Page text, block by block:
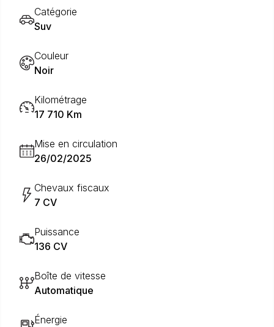
Catégorie
Suv
Couleur
Noir
Kilométrage
17 710 Km
Mise en circulation
26/02/2025
Chevaux fiscaux
7 CV
Puissance
136 CV
Boîte de vitesse
Automatique
Énergie